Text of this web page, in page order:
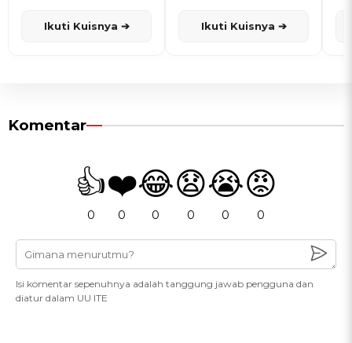
Ikuti Kuisnya ➔ Ikuti Kuisnya ➔
Komentar
👍
0
❤️
0
😂
0
😧
0
😭
0
😡
0
Isi komentar sepenuhnya adalah tanggung jawab pengguna dan
diatur dalam UU ITE